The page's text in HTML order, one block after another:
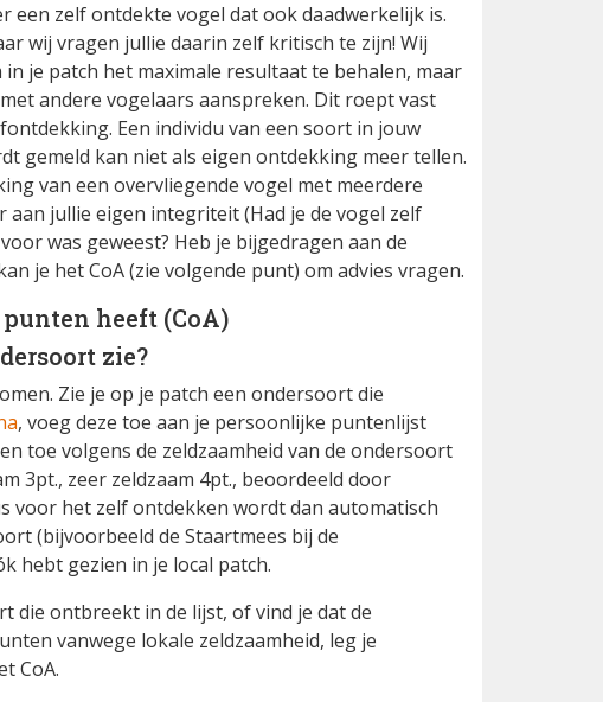
een zelf ontdekte vogel dat ook daadwerkelijk is.
wij vragen jullie daarin zelf kritisch te zijn! Wij
je patch het maximale resultaat te behalen, maar
andere vogelaars aanspreken. Dit roept vast
Een individu van een soort in jouw
gemeld kan niet als eigen ontdekking meer tellen.
van een overvliegende vogel met meerdere
jullie eigen integriteit (Had je de vogel zelf
was geweest? Heb je bijgedragen aan de
je het CoA (zie volgende punt) om advies vragen.
heeft (CoA)
zie?
Zie je op je patch een ondersoort die
, voeg deze toe aan je persoonlijke puntenlijst
toe volgens de zeldzaamheid van de ondersoort
3pt., zeer zeldzaam 4pt., beoordeeld door
voor het zelf ontdekken wordt dan automatisch
(bijvoorbeeld de Staartmees bij de
hebt gezien in je local patch.
die ontbreekt in de lijst, of vind je dat de
vanwege lokale zeldzaamheid, leg je
CoA.